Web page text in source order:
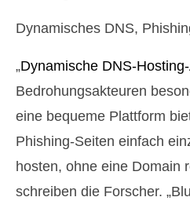
Dynamisches DNS,
„Dynamische DNS-
Bedrohungsakteuren
eine bequeme Plattform
Phishing-Seiten einfach
hosten, ohne eine Domain
schreiben die Forscher.